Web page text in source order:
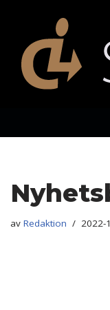
Hoppa
innehåll
av Redaktion 2022-